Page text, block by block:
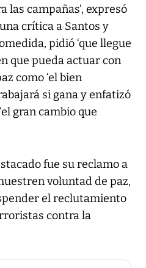
las campañas’, expresó
crítica a Santos y
pidió ‘que llegue
que pueda actuar con
como ‘el bien
si gana y enfatizó
gran cambio que
fue su reclamo a
voluntad de paz,
el reclutamiento
contra la